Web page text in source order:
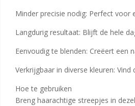
Minder precisie nodig: Perfect voor
Langdurig resultaat: Blijft de hele
Eenvoudig te blenden: Creëert een
Verkrijgbaar in diverse kleuren:
Hoe te gebruiken
Breng haarachtige streepjes in